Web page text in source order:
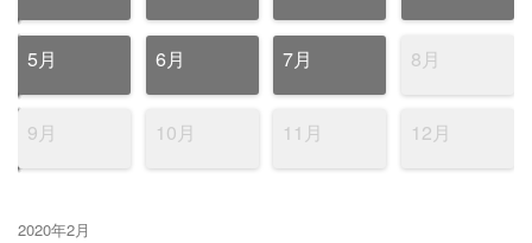
5月 6月 7月 8月
9月 10月 11月 12月
2020年2月